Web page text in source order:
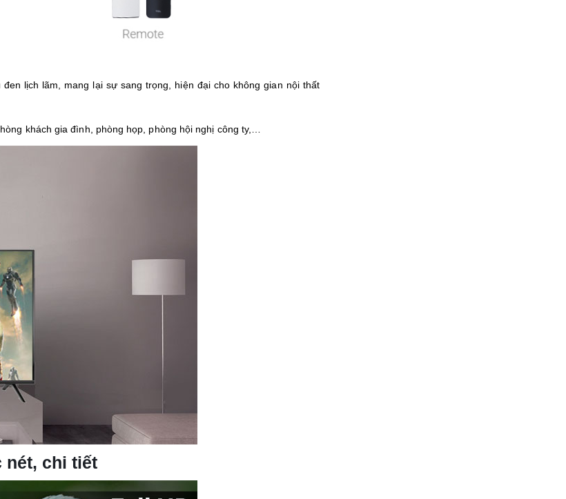
lịch lãm, mang lại sự sang trọng, hiện đại cho không gian nội thất
khách gia đình, phòng họp, phòng hội nghị công ty,…
nét, chi tiết